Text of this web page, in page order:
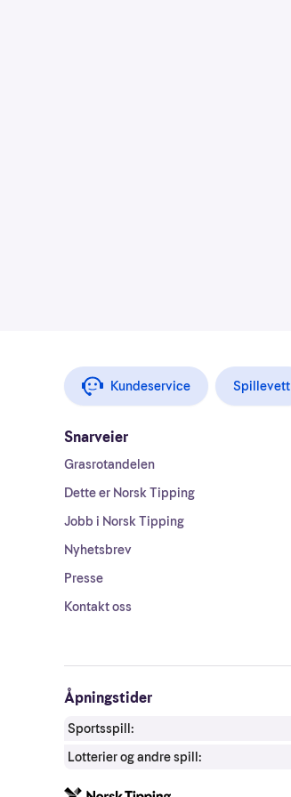
Kundeservice Spillevett
Snarveier
Grasrotandelen
Dette er Norsk Tipping
Jobb i Norsk Tipping
Nyhetsbrev
Presse
Kontakt oss
Åpningstider
Sportsspill:
Lotterier og andre spill: